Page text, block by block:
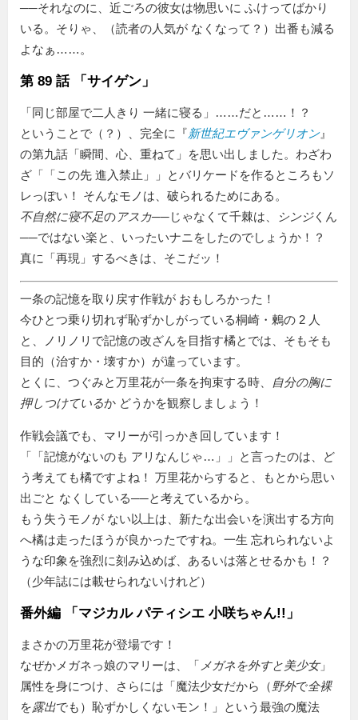
──それなのに、近ごろの彼女は物思いに ふけってばかり
いる。そりゃ、（読者の人気が なくなって？）出番も減る
よなぁ……。
第 89 話 「サイゲン」
同じ部屋で二人きり 一緒に寝る
……だと……！？
ということで（？）、完全に『新世紀エヴァンゲリオン』
の第九話「瞬間、心、重ねて」を思い出しました。わざわ
ざ「
この先 進入禁止
」とバリケードを作るところもソ
レっぽい！ そんなモノは、破られるためにある。
不自然に寝不足の アスカ──じゃなくて千棘は、 シンジくん
──ではない楽と、いったいナニをしたのでしょうか！？
真に「再現」するべきは、そこだッ！
一条の記憶を取り戻す作戦が おもしろかった！
今ひとつ乗り切れず恥ずかしがっている桐崎・鶫の 2 人
と、ノリノリで記憶の改ざんを目指す橘とでは、そもそも
目的（治すか・壊すか）が違っています。
とくに、つぐみと万里花が一条を拘束する時、
自分の胸に
押しつけているか どうかを観察しましょう！
作戦会議でも、マリーが引っかき回しています！
「
記憶がないのも アリなんじゃ…
」と言ったのは、ど
う考えても橘ですよね！ 万里花からすると、もとから思い
出ごと なくしている──と考えているから。
もう失うモノが ない以上は、新たな出会いを演出する方向
へ橘は走ったほうが良かったですね。一生 忘れられないよ
うな印象を強烈に刻み込めば、あるいは落とせるかも！？
（少年誌には載せられないけれど）
番外編 「マジカル パティシエ 小咲ちゃん!!」
まさかの万里花が登場です！
なぜかメガネっ娘のマリーは、「 メガネを外すと美少女」
属性を身につけ、さらには「魔法少女だから（ 野外で全裸
を露出でも）恥ずかしくないモン！」という最強の魔法